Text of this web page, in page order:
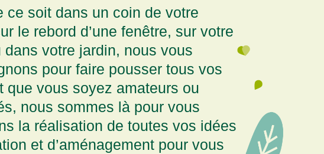
ce soit dans un coin de votre
le rebord d’une fenêtre, sur votre
dans votre jardin, nous vous
pour faire pousser tous vos
que vous soyez amateurs ou
nous sommes là pour vous
la réalisation de toutes vos idées
et d’aménagement pour vous